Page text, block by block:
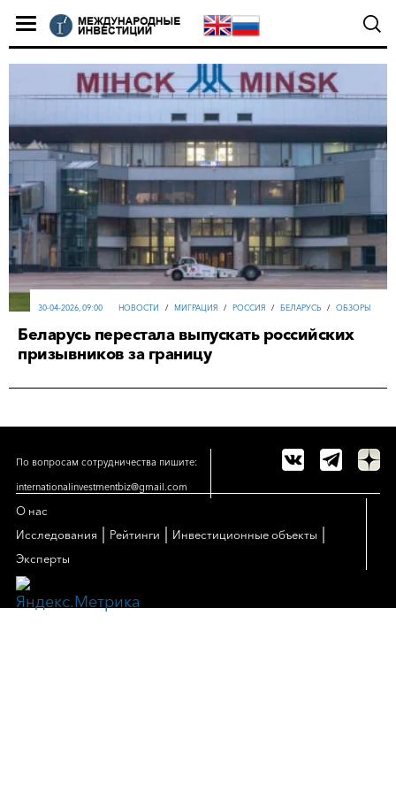
НОВОСТИ / МИГРАЦИЯ / РОССИЯ / БЕЛАРУСЬ / ОБЗОРЫ
30-04-2026, 09:00
Беларусь перестала выпускать российских
призывников за границу
По вопросам сотрудничества пишите:
internationalinvestmentbiz@gmail.com
О нас
Исследования
Рейтинги Инвестиционные объекты
Эксперты